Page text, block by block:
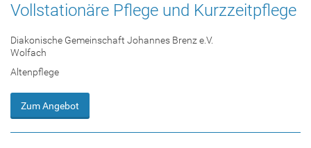
Vollstationäre Pflege und Kurzzeitpflege
Diakonische Gemeinschaft Johannes Brenz e.V.
Wolfach
Altenpflege
Zum Angebot